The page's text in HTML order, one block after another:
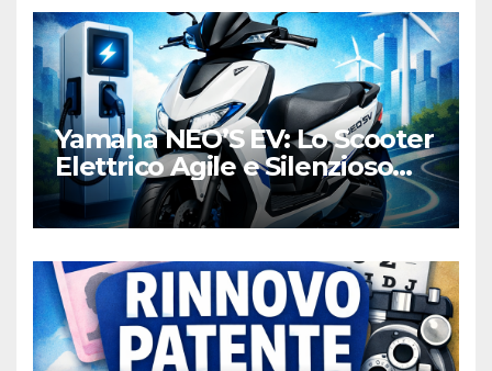
Yamaha NEO’S EV: Lo Scooter
Elettrico Agile e Silenzioso
per la Città